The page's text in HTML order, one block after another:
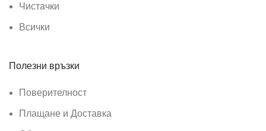
Чистачки
Всички
Полезни връзки
Поверителност
Плащане и Доставка